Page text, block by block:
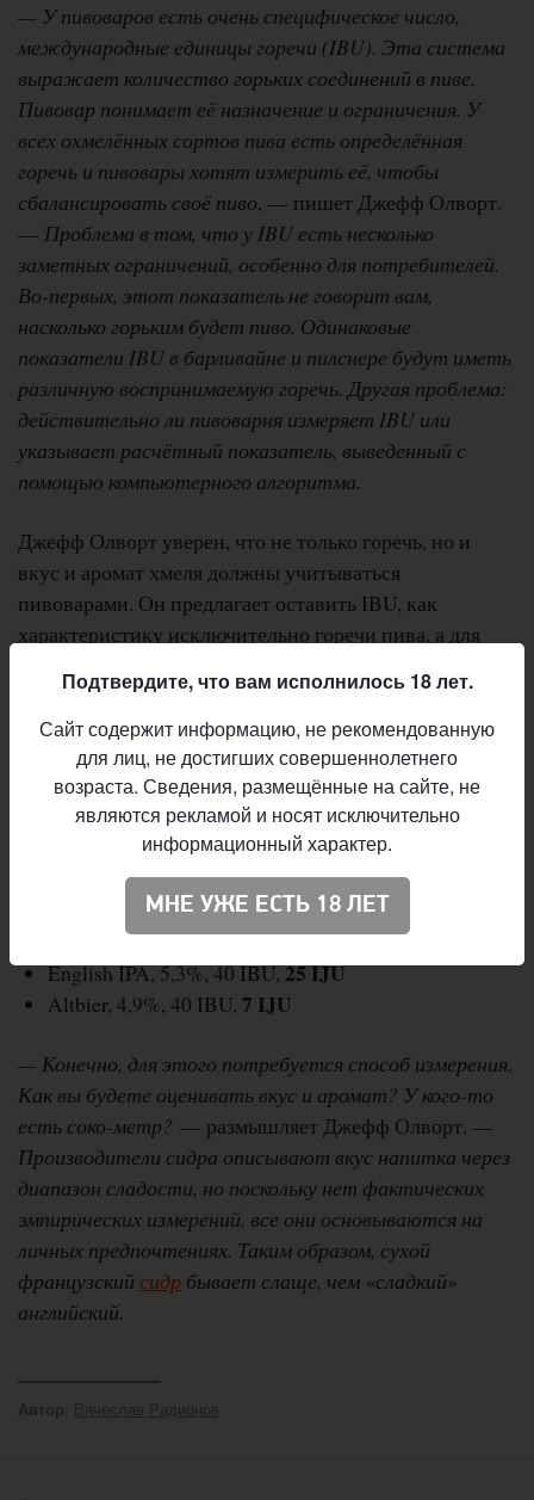
— У пивоваров есть очень специфическое число,
международные единицы горечи (IBU). Эта система
выражает количество горьких соединений в пиве.
Пивовар понимает её назначение и ограничения. У
всех охмелённых сортов пива есть определённая
горечь и пивовары хотят измерить её, чтобы
сбалансировать своё пиво, — пишет Джефф Олворт.
— Проблема в том, что у IBU есть несколько
заметных ограничений, особенно для потребителей.
Во-первых, этот показатель не говорит вам,
насколько горьким будет пиво. Одинаковые
показатели IBU в барливайне и пилснере будут иметь
различную воспринимаемую горечь. Другая проблема:
действительно ли пивоварня измеряет IBU или
указывает расчётный показатель, выведенный с
помощью компьютерного алгоритма.
Джефф Олворт уверен, что не только горечь, но и
вкус и аромат хмеля должны учитываться
пивоварами. Он предлагает оставить IBU, как
характеристику исключительно горечи пива, а для
сочности — International Juiciness Units (IJU), который
будет отражать вкус и аромат хмеля по 100-балльной
шкале. Для примера он приводит возможные
характеристики некоторых стилей пива:
Pale Ale, 5,2%, 40 IBU,50 IJU
New England IPA, 6,5%, 40 IBU,90 IJU
Pilsner, 5,0%, 40 IBU,10 IJU
Irish Stout, 4,5%, 40 IBU,0 IJU
English IPA, 5,3%, 40 IBU,25 IJU
Altbier, 4,9%, 40 IBU, 7 IJU
— Конечно, для этого потребуется способ измерения.
Как вы будете оценивать вкус и аромат? У кого-то
есть соко-метр? — размышляет Джефф Олворт. —
Производители сидра описывают вкус напитка через
диапазон сладости, но поскольку нет фактических
эмпирических измерений, все они основываются на
личных предпочтениях. Таким образом, сухой
французский сидр бывает слаще, чем «сладкий»
английский.
Автор Вячеслав Радионов
Подтвердите, что вам исполнилось 18 лет.
Сайт содержит информацию, не рекомендованную
для лиц, не достигших совершеннолетнего
возраста. Сведения, размещённые на сайте, не
являются рекламой и носят исключительно
информационный характер.
МНЕ УЖЕ ЕСТЬ 18 ЛЕТ